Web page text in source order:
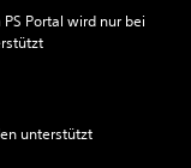
Portal wird nur bei
unterstützt